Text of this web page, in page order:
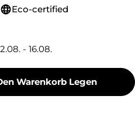
Eco-certified
- 16.08.
Ink Tintenpatrone Cyan
Green Ink
Warenkorb Legen